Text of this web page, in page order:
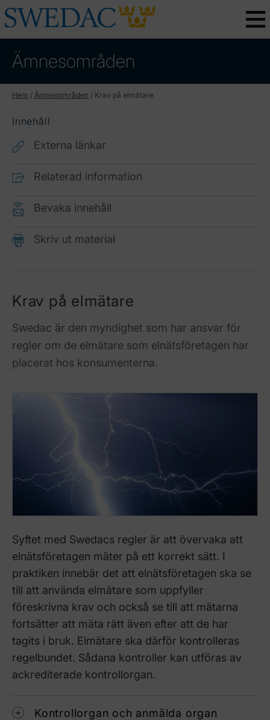
Ämnesområden
Hem / Ämnesområden / Krav på elmätare
Innehåll
Externa länkar
Relaterad information
Bevaka innehåll
Skriv ut material
Krav på elmätare
Swedac är den myndighet som har ansvar för
regler om de elmätare som elnätsföretagen har
placerat hos konsumenterna.
Syftet med Swedacs regler är att övervaka att
elnätsföretagen mäter på ett korrekt sätt. I
praktiken innebär det att elnätsföretagen ska se
till att använda elmätare som uppfyller
föreskrivna krav och också se till att mätarna
fortsätter att mäta rätt även efter att de har
tagits i bruk. Elmätare ska därför kontrolleras
regelbundet. Sådana kontroller kan utföras av
ackrediterade kontrollorgan.
Kontrollorgan och anmälda organ